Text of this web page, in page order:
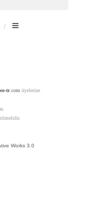
tr.com üyelerine
Works 3.0